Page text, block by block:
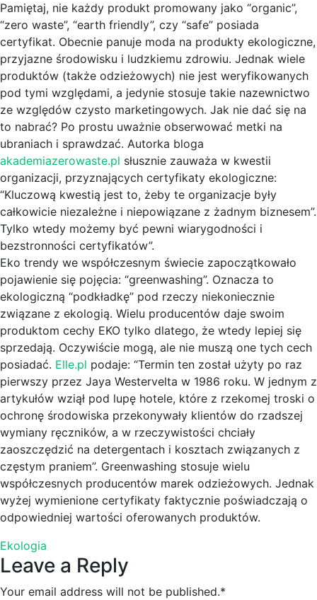
Pamiętaj, nie każdy produkt promowany jako “organic”,
“zero waste”, “earth friendly”, czy “safe” posiada
certyfikat. Obecnie panuje moda na produkty ekologiczne,
przyjazne środowisku i ludzkiemu zdrowiu. Jednak wiele
produktów (także odzieżowych) nie jest weryfikowanych
pod tymi względami, a jedynie stosuje takie nazewnictwo
ze względów czysto marketingowych. Jak nie dać się na
to nabrać? Po prostu uważnie obserwować metki na
ubraniach i sprawdzać. Autorka bloga
akademiazerowaste.pl słusznie zauważa w kwestii
organizacji, przyznających certyfikaty ekologiczne:
“Kluczową kwestią jest to, żeby te organizacje były
całkowicie niezależne i niepowiązane z żadnym biznesem”.
Tylko wtedy możemy być pewni wiarygodności i
bezstronności certyfikatów”.
Eko trendy we współczesnym świecie zapoczątkowało
pojawienie się pojęcia: “greenwashing”. Oznacza to
ekologiczną “podkładkę” pod rzeczy niekoniecznie
związane z ekologią. Wielu producentów daje swoim
produktom cechy EKO tylko dlatego, że wtedy lepiej się
sprzedają. Oczywiście mogą, ale nie muszą one tych cech
posiadać. Elle.pl podaje: “Termin ten został użyty po raz
pierwszy przez Jaya Westervelta w 1986 roku. W jednym z
artykułów wziął pod lupę hotele, które z rzekomej troski o
ochronę środowiska przekonywały klientów do rzadszej
wymiany ręczników, a w rzeczywistości chciały
zaoszczędzić na detergentach i kosztach związanych z
częstym praniem”. Greenwashing stosuje wielu
współczesnych producentów marek odzieżowych. Jednak
wyżej wymienione certyfikaty faktycznie poświadczają o
odpowiedniej wartości oferowanych produktów.
Ekologia
Leave a Reply
Your email address will not be published.*